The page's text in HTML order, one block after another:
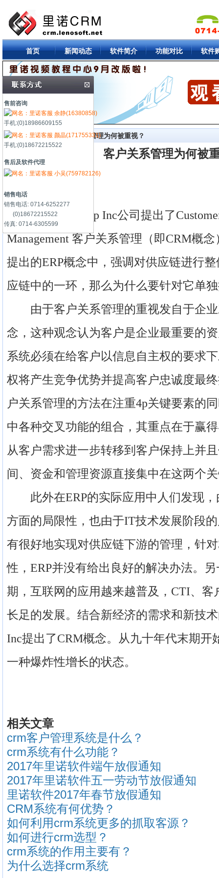
首页 新闻动态 软件简介 功能对比 软件
首页->知识库-> 客户关系管理为何被重视？
客户关系管理为何被
Gartner Group Inc公司提出了
Management 客户关系管理（即CRM概念
提出的ERP概念中，强调对供应链进行
应链中的一环，那么为什么要针对它单
由于客户关系管理的重视发自于企业
念，这种观念认为客户是企业最重要的
系统必须在给客户以信息自主权的要求
权将产生竞争优势并提高客户忠诚度最
户关系管理的方法在注重4p关键要素的
中各种交叉功能的组合，其重点在于赢
从客户需求进一步转移到客户保持上并
间、资金和管理资源直接集中在这两个
此外在ERP的实际应用中人们发现，
方面的局限性，也由于IT技术发展阶段
有很好地实现对供应链下游的管理，针
性，ERP并没有给出良好的解决办法。
期，互联网的应用越来越普及，CTI、客
长足的发展。结合新经济的需求和新技术
Inc提出了CRM概念。从九十年代末期开
一种爆炸性增长的状态。
相关文章
crm客户管理系统是什么？
crm系统有什么功能？
2017年里诺软件端午放假通知
2017年里诺软件五一劳动节放假通知
里诺软件2017年春节放假通知
CRM系统有何优势？
如何利用crm系统更多的抓取客源？
如何进行crm选型？
crm系统的作用主要有？
为什么选择crm系统
售前咨询
余静(16380858)
手机:(0)18986609155
颜晶(171755331)
手机:(0)18672215522
售后及软件代理
小吴(759782126)
销售电话
销售电话: 0714-6252277
(0)18672215522
传真: 0714-6305599